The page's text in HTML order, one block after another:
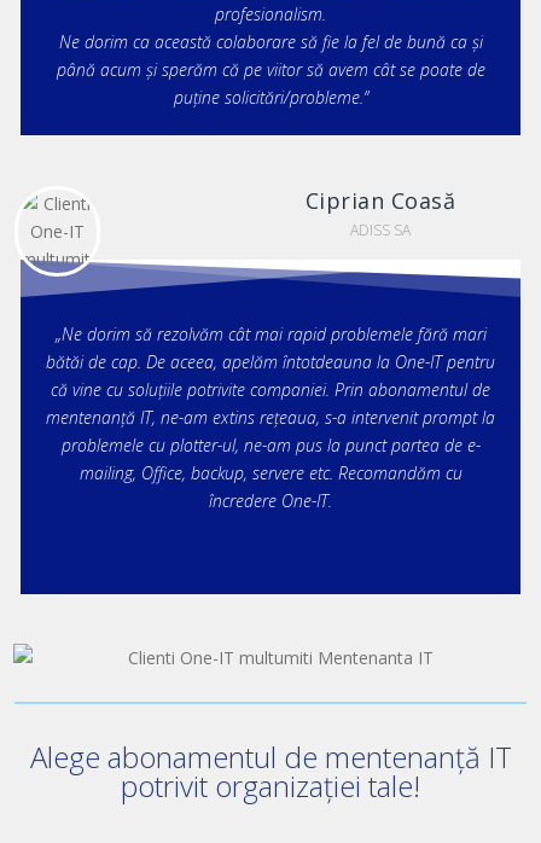
profesionalism.
Ne dorim ca această colaborare să fie la fel de bună ca și
până acum și sperăm că pe viitor să avem cât se poate de
puține solicitări/probleme.”
Ciprian Coasă
ADISS SA
„Ne dorim să rezolvăm cât mai rapid problemele fără mari
bătăi de cap. De aceea, apelăm întotdeauna la One-IT pentru
că vine cu soluțiile potrivite companiei. Prin abonamentul de
mentenanță IT, ne-am extins rețeaua, s-a intervenit prompt la
problemele cu plotter-ul, ne-am pus la punct partea de e-
mailing, Office, backup, servere etc. Recomandăm cu
încredere One-IT.
Alege abonamentul de mentenanță IT
potrivit organizației tale!